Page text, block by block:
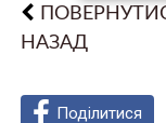
НАЗАД
Поділитися